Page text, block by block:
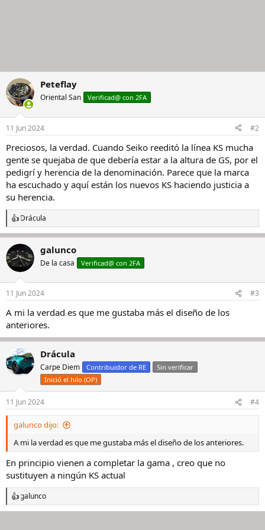
Peteflay
Oriental San Verificad@ con 2FA
11 Jun 2024 #2
Preciosos, la verdad. Cuando Seiko reeditó la línea KS mucha
gente se quejaba de que debería estar a la altura de GS, por el
pedigrí y herencia de la denominación. Parece que la marca
ha escuchado y aquí están los nuevos KS haciendo justicia a
su herencia.
R
e
a
c
c
i
e
:
Drácula
galunco
De la casa Verificad@ con 2FA
11 Jun 2024 #3
A mi la verdad es que me gustaba más el diseño de los
anteriores.
Drácula
Carpe Diem Contribuidor de RE
Sin verificar
Inició el hilo (OP)
11 Jun 2024 #4
galunco dijo:
A mi la verdad es que me gustaba más el diseño de los anteriores.
En principio vienen a completar la gama , creo que no
sustituyen a ningún KS actual
R
e
galunco